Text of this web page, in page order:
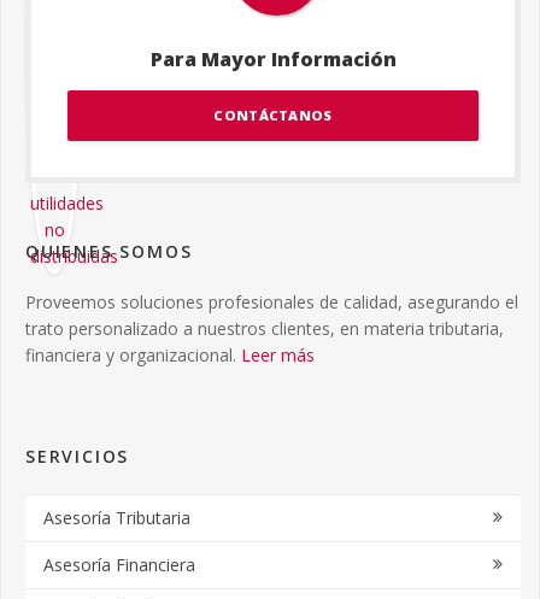
Para Mayor Información
CONTÁCTANOS
QUIENES SOMOS
Proveemos soluciones profesionales de calidad, asegurando el
trato personalizado a nuestros clientes, en materia tributaria,
financiera y organizacional. Leer más
SERVICIOS
Asesoría Tributaria
Asesoría Financiera